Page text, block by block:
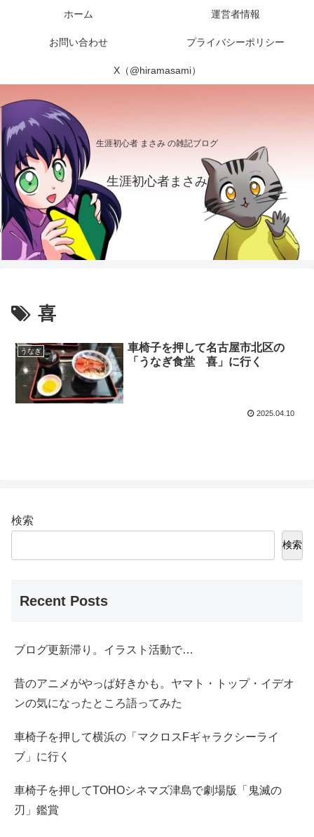
生涯初心者 まさみ の雑記ブログ
生涯初心者まさみ
ホーム 運営者情報
お問い合わせ プライバシーポリシー
X（@hiramasami）
喜
うなぎ
車椅子を押して名古屋市北区の
「うなぎ食堂 喜」に行く
2025.04.10
検索
検索
Recent Posts
ブログ更新滞り。イラスト活動で…
昔のアニメがやっぱ好きかも。ヤマト・トップ・イデオ
ンの気になったところ語ってみた
車椅子を押して横浜の「マクロスFギャラクシーライ
ブ」に行く
車椅子を押してTOHOシネマズ津島で劇場版「鬼滅の
刃」鑑賞